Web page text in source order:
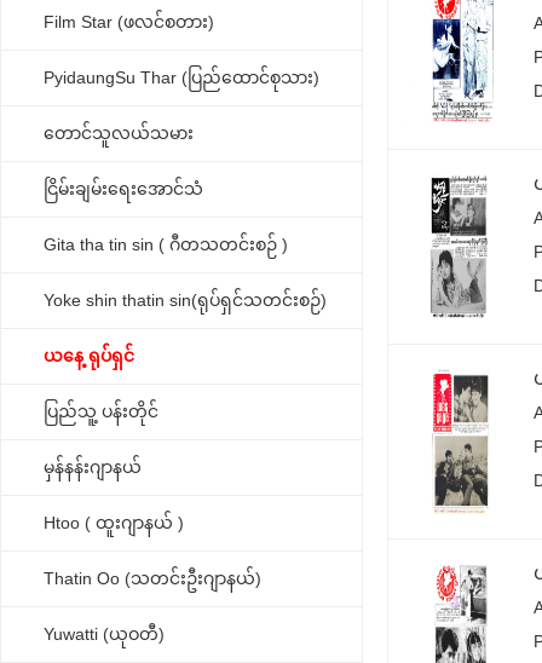
Film Star (ဖလင်စတား)
PyidaungSu Thar (ပြည်ထောင်စုသား)
တောင်သူလယ်သမား
ငြိမ်းချမ်းရေးအောင်သံ
Gita tha tin sin ( ဂီတသတင်းစဉ် )
Yoke shin thatin sin(ရုပ်ရှင်သတင်းစဉ်)
ယနေ့ ရုပ်ရှင်
ပြည်သူ့ ပန်းတိုင်
မှန်နန်းဂျာနယ်
Htoo ( ထူးဂျာနယ် )
Thatin Oo (သတင်းဦးဂျာနယ်)
Yuwatti (ယုဝတီ)